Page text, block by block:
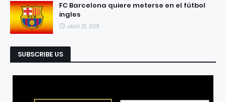
FC Barcelona quiere meterse en el fútbol
ingles
abril 21, 2011
SUBSCRIBE US